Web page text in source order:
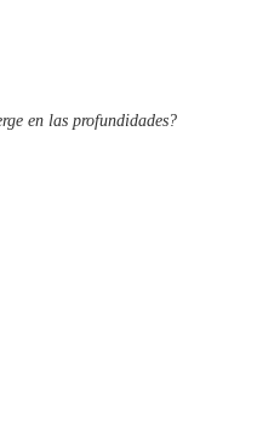
en las profundidades?